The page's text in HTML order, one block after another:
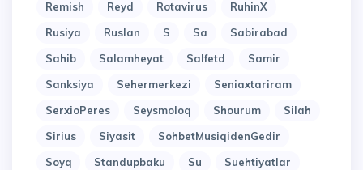
Remish Reyd Rotavirus
RuhinX
Rusiya
Ruslan S Sa
Sabirabad
Sahib
Salamheyat Salfetd
Samir
Sanksiya
Sehermerkezi
Seniaxtariram
SerxioPeres
Seysmoloq Shourum
Silah
Sirius
Siyasit
SohbetMusiqidenGedir
Soyq
Standupbaku Su
Suehtiyatlar